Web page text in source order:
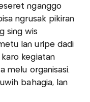
nganggo
ngrusak pikiran
sing wis
lan uripe dadi
kegiatan
melu organisasi.
bahagia, lan